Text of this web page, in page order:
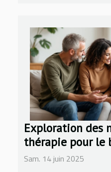
Exploration des
thérapie pour
Sam. 14 juin 2025